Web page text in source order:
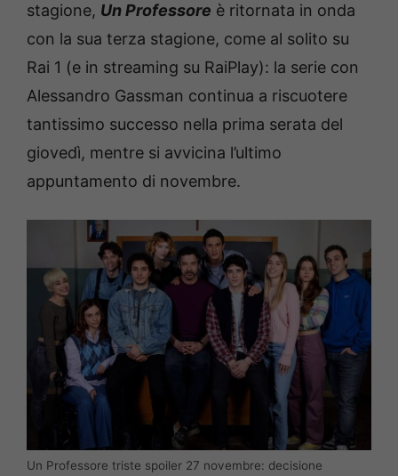
stagione, Un Professore è ritornata in onda
con la sua terza stagione, come al solito su
Rai 1 (e in streaming su RaiPlay): la serie con
Alessandro Gassman continua a riscuotere
tantissimo successo nella prima serata del
giovedì, mentre si avvicina l’ultimo
appuntamento di novembre.
Un Professore triste spoiler 27 novembre: decisione